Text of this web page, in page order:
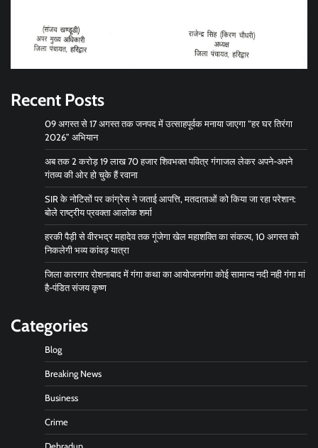
Recent Posts
09 अगस्त से 17 अगस्त तक जनपद में उत्साहपूर्वक मनाया जाएगा “हर घर तिरंगा
2026” अभियान
अब तक 2 करोड़ 19 लाख 70 हजार शिवभक्त पवित्र गंगाजल लेकर अपने-अपने
गंतव्य की ओर हो चुके हैं रवाना
SIR के नोटिसों पर कांग्रेस ने जताई आपत्ति, मतदाताओं को किया जा रहा परेशान:
बोले राष्ट्रीय प्रवक्ता आलोक शर्मा
हरकी पैड़ी से वीरभद्र महादेव तक गूंजेगा खेल महाशक्ति का संकल्प, 10 अगस्त को
निकलेगी भव्य कांवड़ यात्रा
जिला कारगार रोशनाबाद में गंगा कथा का आयोजनगंगा कोई सामान्य नदी नही गंगा मां
है-पंडित संजय कृष्ण
Categories
Blog
Breaking News
Business
Crime